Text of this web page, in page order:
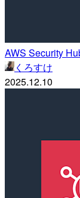
AWS Security
くろすけ
2025.12.10